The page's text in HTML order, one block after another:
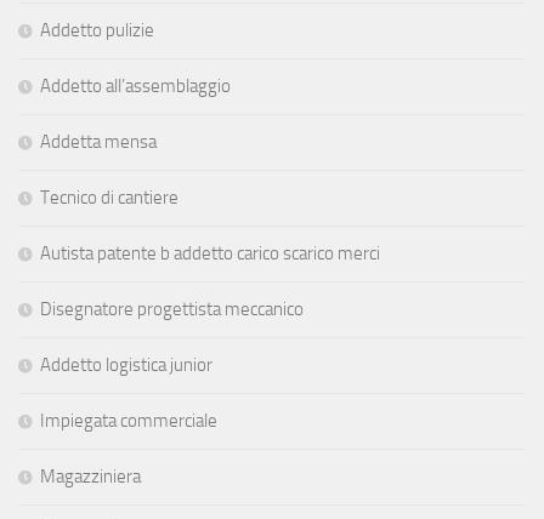
Addetto pulizie
Addetto all’assemblaggio
Addetta mensa
Tecnico di cantiere
Autista patente b addetto carico scarico merci
Disegnatore progettista meccanico
Addetto logistica junior
Impiegata commerciale
Magazziniera